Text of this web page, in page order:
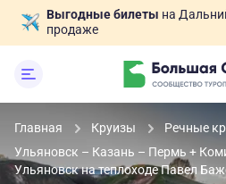
Выгодные билеты на
продаже
Главная Круизы
Речные
Ульяновск – Казань – Пермь +
Ульяновск на теплоходе Павел